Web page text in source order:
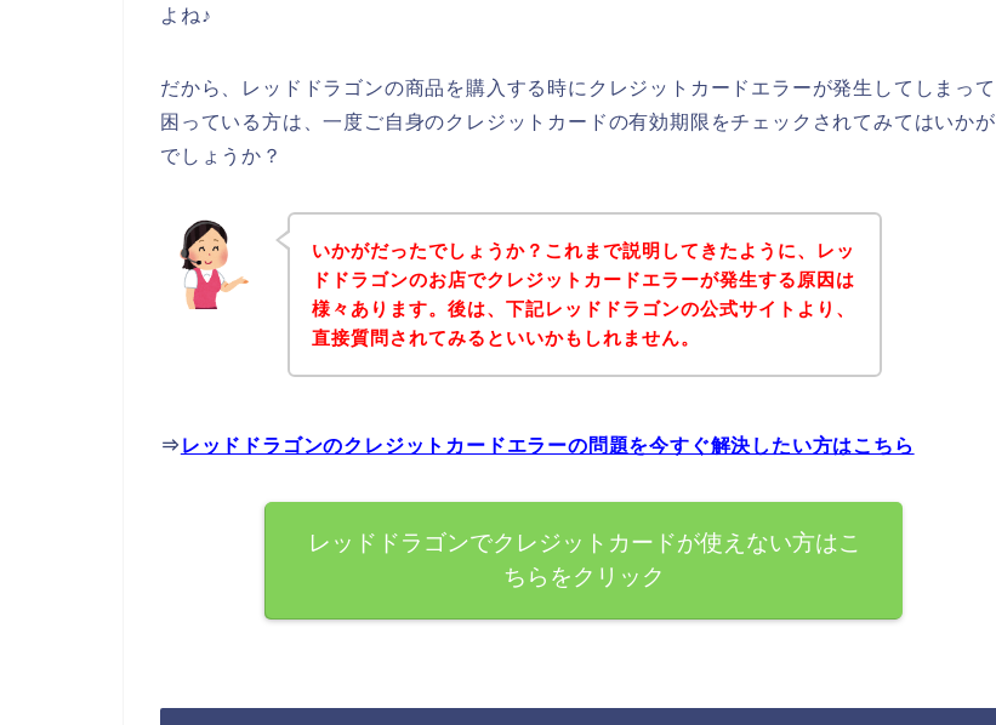
よね♪
だから、レッドドラゴンの商品を購入する時にクレジットカードエラーが発生してしまって
困っている方は、一度ご自身のクレジットカードの有効期限をチェックされてみてはいかが
でしょうか？
いかがだったでしょうか？これまで説明してきたように、レッ
ドドラゴンのお店でクレジットカードエラーが発生する原因は
様々あります。後は、下記レッドドラゴンの公式サイトより、
直接質問されてみるといいかもしれません。
⇒ レッドドラゴンのクレジットカードエラーの問題を今すぐ解決したい方はこちら
レッドドラゴンでクレジットカードが使えない方はこ
ちらをクリック